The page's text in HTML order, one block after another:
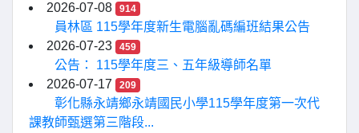
2026-07-08
914
員林區 115學年度新生電腦亂碼編班結果公告
2026-07-23
459
公告： 115學年度三、五年級導師名單
2026-07-17
209
彰化縣永靖鄉永靖國民小學115學年度第一次代
課教師甄選第三階段...